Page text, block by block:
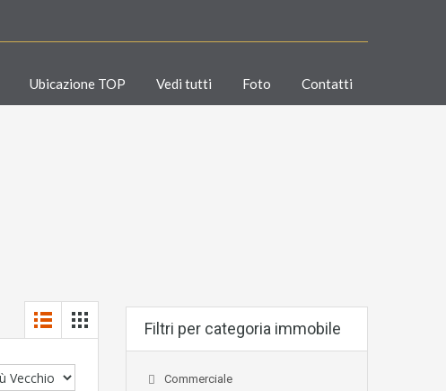
Ubicazione TOP Vedi tutti Foto Contatti
Filtri per categoria immobile
Commerciale